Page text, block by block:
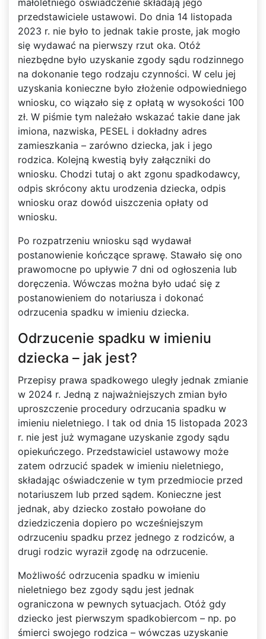
przedstawiciele ustawowi. Do dnia 14 listopada
2023 r. nie było to jednak takie proste, jak mogło
się wydawać na pierwszy rzut oka. Otóż
niezbędne było uzyskanie zgody sądu rodzinnego
na dokonanie tego rodzaju czynności. W celu jej
uzyskania konieczne było złożenie odpowiedniego
wniosku, co wiązało się z opłatą w wysokości 100
zł. W piśmie tym należało wskazać takie dane jak
imiona, nazwiska, PESEL i dokładny adres
zamieszkania – zarówno dziecka, jak i jego
rodzica. Kolejną kwestią były załączniki do
wniosku. Chodzi tutaj o akt zgonu spadkodawcy,
odpis skrócony aktu urodzenia dziecka, odpis
wniosku oraz dowód uiszczenia opłaty od
wniosku.
Po rozpatrzeniu wniosku sąd wydawał
postanowienie kończące sprawę. Stawało się ono
prawomocne po upływie 7 dni od ogłoszenia lub
doręczenia. Wówczas można było udać się z
postanowieniem do notariusza i dokonać
odrzucenia spadku w imieniu dziecka.
Odrzucenie spadku w imieniu
dziecka – jak jest?
Przepisy prawa spadkowego uległy jednak zmianie
w 2024 r. Jedną z najważniejszych zmian było
uproszczenie procedury odrzucania spadku w
imieniu nieletniego. I tak od dnia 15 listopada 2023
r. nie jest już wymagane uzyskanie zgody sądu
opiekuńczego. Przedstawiciel ustawowy może
zatem odrzucić spadek w imieniu nieletniego,
składając oświadczenie w tym przedmiocie przed
notariuszem lub przed sądem. Konieczne jest
jednak, aby dziecko zostało powołane do
dziedziczenia dopiero po wcześniejszym
odrzuceniu spadku przez jednego z rodziców, a
drugi rodzic wyraził zgodę na odrzucenie.
Możliwość odrzucenia spadku w imieniu
nieletniego bez zgody sądu jest jednak
ograniczona w pewnych sytuacjach. Otóż gdy
dziecko jest pierwszym spadkobiercom – np. po
śmierci swojego rodzica – wówczas uzyskanie